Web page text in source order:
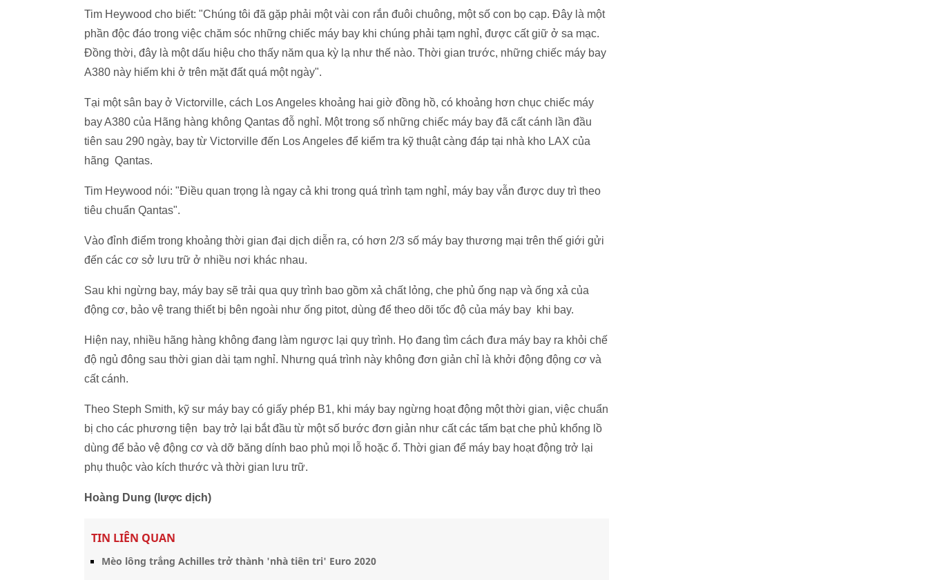
Tim Heywood cho biết: "Chúng tôi đã gặp phải một vài con rắn đuôi chuông, một số con bọ cạp. Đây là một
phần độc đáo trong việc chăm sóc những chiếc máy bay khi chúng phải tạm nghỉ, được cất giữ ở sa mạc.
Đồng thời, đây là một dấu hiệu cho thấy năm qua kỳ lạ như thế nào. Thời gian trước, những chiếc máy bay
A380 này hiếm khi ở trên mặt đất quá một ngày".
Tại một sân bay ở Victorville, cách Los Angeles khoảng hai giờ đồng hồ, có khoảng hơn chục chiếc máy
bay A380 của Hãng hàng không Qantas đỗ nghỉ. Một trong số những chiếc máy bay đã cất cánh lần đầu
tiên sau 290 ngày, bay từ Victorville đến Los Angeles để kiểm tra kỹ thuật càng đáp tại nhà kho LAX của
hãng Qantas.
Tim Heywood nói: "Điều quan trọng là ngay cả khi trong quá trình tạm nghỉ, máy bay vẫn được duy trì theo
tiêu chuẩn Qantas".
Vào đỉnh điểm trong khoảng thời gian đại dịch diễn ra, có hơn 2/3 số máy bay thương mại trên thế giới gửi
đến các cơ sở lưu trữ ở nhiều nơi khác nhau.
Sau khi ngừng bay, máy bay sẽ trải qua quy trình bao gồm xả chất lỏng, che phủ ống nạp và ống xả của
động cơ, bảo vệ trang thiết bị bên ngoài như ống pitot, dùng để theo dõi tốc độ của máy bay khi bay.
Hiện nay, nhiều hãng hàng không đang làm ngược lại quy trình. Họ đang tìm cách đưa máy bay ra khỏi chế
độ ngủ đông sau thời gian dài tạm nghỉ. Nhưng quá trình này không đơn giản chỉ là khởi động động cơ và
cất cánh.
Theo Steph Smith, kỹ sư máy bay có giấy phép B1, khi máy bay ngừng hoạt động một thời gian, việc chuẩn
bị cho các phương tiện bay trở lại bắt đầu từ một số bước đơn giản như cất các tấm bạt che phủ khổng lồ
dùng để bảo vệ động cơ và dỡ băng dính bao phủ mọi lỗ hoặc ổ. Thời gian để máy bay hoạt động trở lại
phụ thuộc vào kích thước và thời gian lưu trữ.
Hoàng Dung (lược dịch)
TIN LIÊN QUAN
Mèo lông trắng Achilles trở thành 'nhà tiên tri' Euro 2020